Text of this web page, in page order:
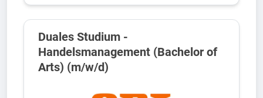
Duales Studium -
Handelsmanagement (Bachelor of
Arts) (m/w/d)